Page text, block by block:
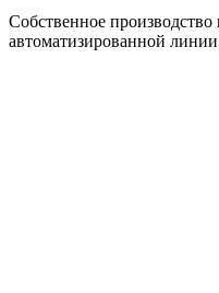
Собственное
автоматизированной